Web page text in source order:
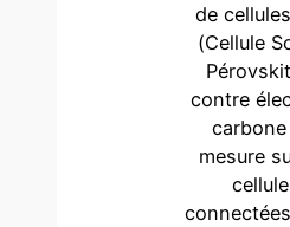
de
(Cellule
contre
carbone
mesure